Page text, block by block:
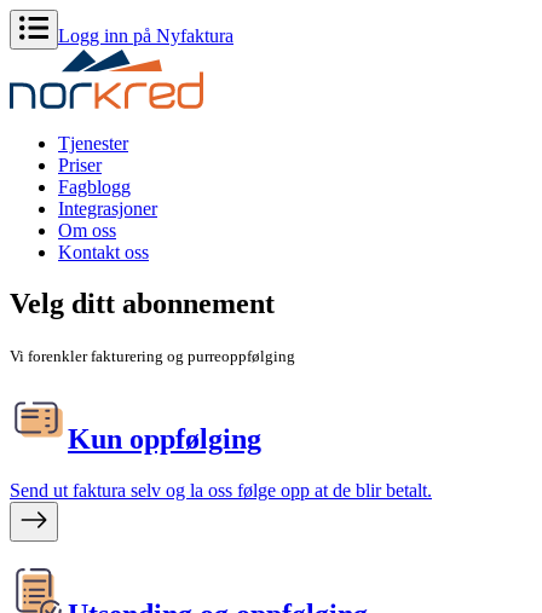
Logg inn på Nyfaktura
Tjenester
Priser
Fagblogg
Integrasjoner
Om oss
Kontakt oss
Velg ditt abonnement
Vi forenkler fakturering og purreoppfølging
Kun oppfølging
Send ut faktura selv og la oss følge opp at de blir betalt.